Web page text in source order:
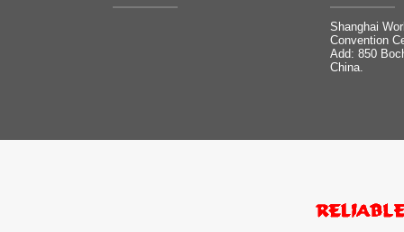
Shanghai
Convention
Add: 850
China.